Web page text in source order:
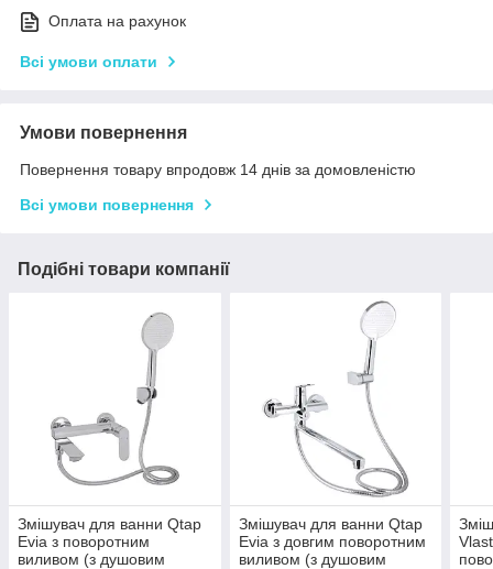
Оплата на рахунок
Всі умови оплати
Умови повернення
Повернення товару впродовж 14 днів за домовленістю
Всі умови повернення
Подібні товари компанії
Змішувач для ванни Qtap
Evia з поворотним
виливом (з душовим
Змішувач для ванни Qtap
Evia з довгим поворотним
виливом (з душовим